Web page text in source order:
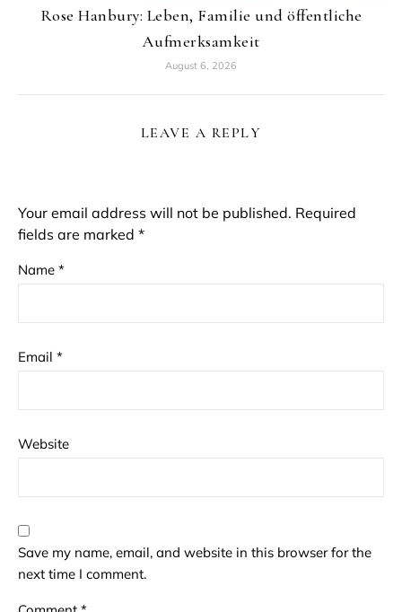
Rose Hanbury: Leben, Familie und öffentliche
Aufmerksamkeit
August 6, 2026
LEAVE A REPLY
Your email address will not be published. Required
fields are marked *
Name *
Email *
Website
Save my name, email, and website in this browser for the
next time I comment.